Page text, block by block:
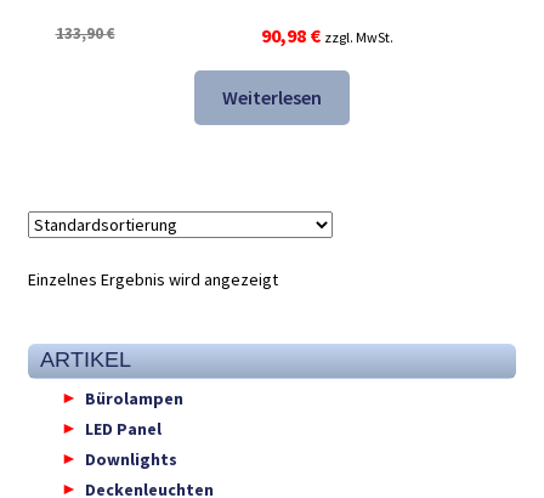
133,90€
Ursprünglicher
Preis
war:
133,90 €
90,98 €Aktueller
Preis
ist:
90,98 €.
zzgl. MwSt.
Weiterlesen
Einzelnes Ergebnis wird angezeigt
ARTIKEL
Bürolampen
LED Panel
Downlights
Deckenleuchten